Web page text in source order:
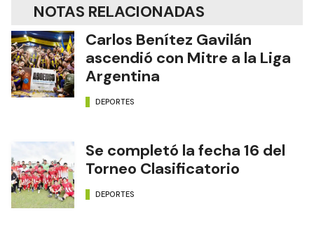
NOTAS RELACIONADAS
Carlos Benítez Gavilán
ascendió con Mitre a la Liga
Argentina
DEPORTES
Se completó la fecha 16 del
Torneo Clasificatorio
DEPORTES